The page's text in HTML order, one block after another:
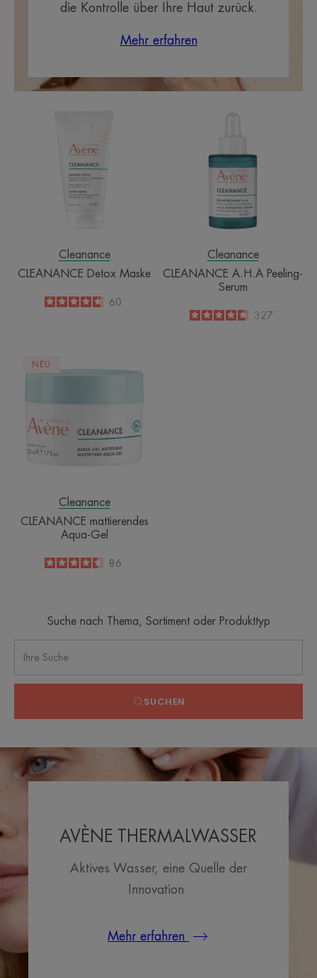
die Kontrolle über Ihre Haut zurück.
Mehr erfahren
Cleanance
CLEANANCE Detox Maske
4.7
/
5
60
Serum
Cleanance
CLEANANCE A.H.A Peeling-
Serum
4.7
/
5
327
mattierendes
Gel
NEU
Cleanance
CLEANANCE mattierendes
Aqua-Gel
4.5
/
5
86
Suche nach Thema, Sortiment oder Produkttyp
SUCHEN
AVÈNE THERMALWASSER
Aktives Wasser, eine Quelle der
Innovation
Mehr erfahren